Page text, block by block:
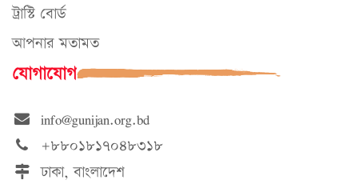
ট্রাস্টি বোর্ড
আপনার মতামত
যোগাযোগ
info@gunijan.org.bd
+৮৮০১৮১৭০৪৮৩১৮
ঢাকা, বাংলাদেশ